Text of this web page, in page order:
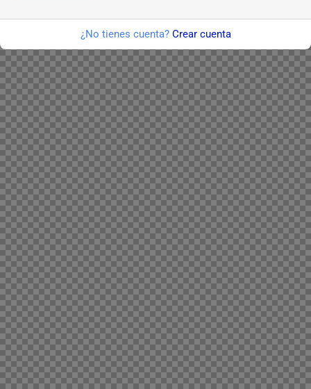
¿No tienes cuenta? Crear cuenta